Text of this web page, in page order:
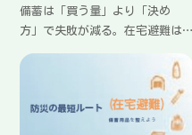
設計図）
備蓄は「買う量」より「決め
方」で失敗が減る。在宅避難は
を軸に、置き場所・使い方・補
充のルールまでセットで設計す
る。家庭で迷わない備蓄の決め
方、増やし方、運用の形をまと